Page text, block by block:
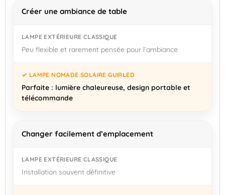
Créer une ambiance de table
Peu flexible et rarement pensée pour l’ambiance
Parfaite : lumière chaleureuse, design portable et
télécommande
Changer facilement d’emplacement
Installation souvent définitive